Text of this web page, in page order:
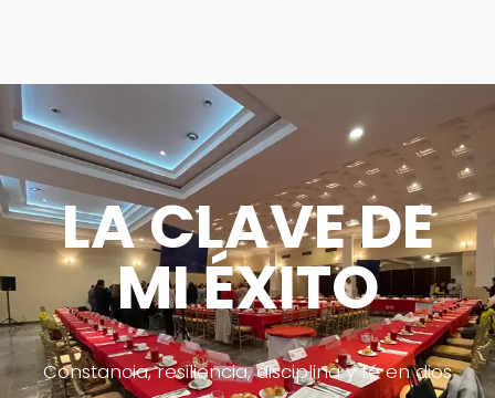
LA CLAVE DE
MI ÉXITO
Constancia, resiliencia, disciplina y fé en dios